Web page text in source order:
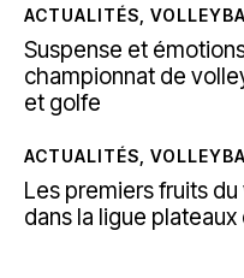
ACTUALITÉS
Suspense et
championnat de
et golfe
ACTUALITÉS
Les premiers fruits
dans la ligue plateaux